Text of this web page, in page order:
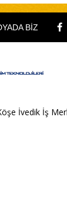
BİZ
İvedik İş